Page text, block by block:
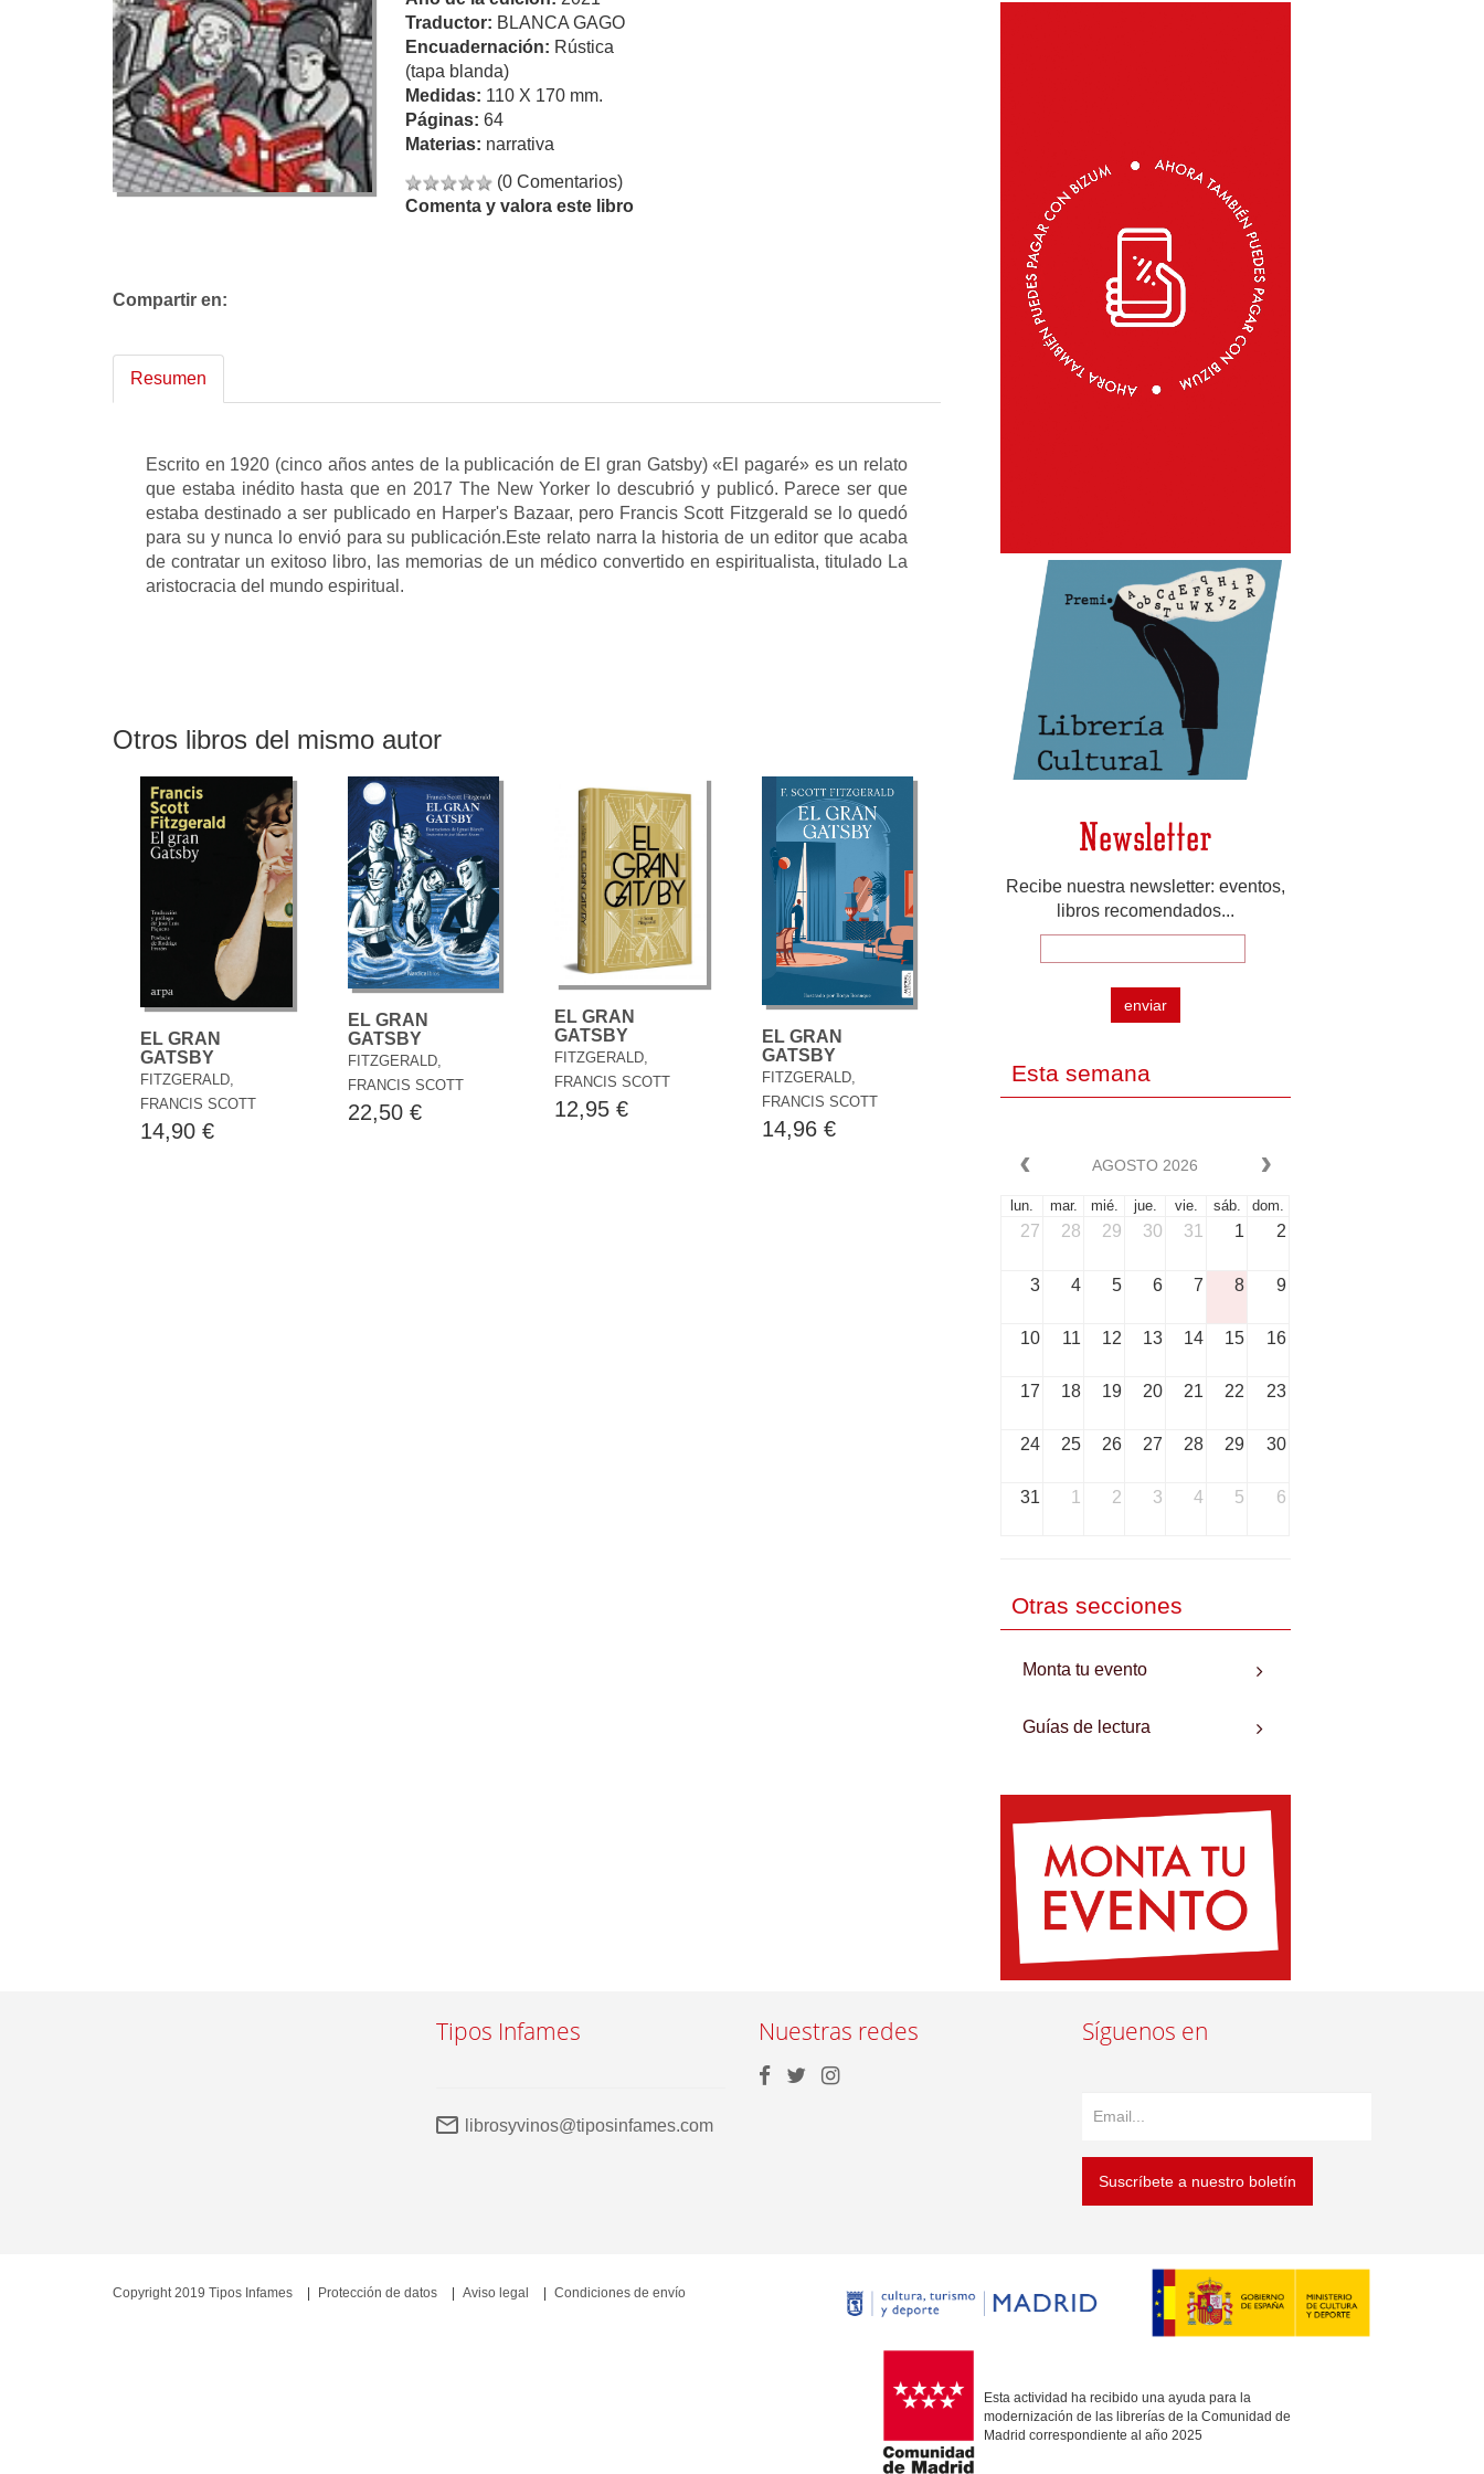
Traductor: BLANCA GAGO
Encuadernación: Rústica
(tapa blanda)
Medidas: 110 X 170 mm.
Páginas: 64
Materias: narrativa
(0 Comentarios)
Comenta y valora este libro
Compartir en:
Resumen
Escrito en 1920 (cinco años antes de la publicación de El gran Gatsby) «El pagaré» es un relato
que estaba inédito hasta que en 2017 The New Yorker lo descubrió y publicó. Parece ser que
estaba destinado a ser publicado en Harper's Bazaar, pero Francis Scott Fitzgerald se lo quedó
para su y nunca lo envió para su publicación.Este relato narra la historia de un editor que acaba
de contratar un exitoso libro, las memorias de un médico convertido en espiritualista, titulado La
aristocracia del mundo espiritual.
Otros libros del mismo autor
EL GRAN
GATSBY
FITZGERALD,
FRANCIS SCOTT
14,90 €
EL GRAN
GATSBY
FITZGERALD,
FRANCIS SCOTT
22,50 €
EL GRAN
GATSBY
FITZGERALD,
FRANCIS SCOTT
12,95 €
EL GRAN
GATSBY
FITZGERALD,
FRANCIS SCOTT
14,96 €
Newsletter
Recibe nuestra newsletter: eventos,
libros recomendados...
enviar
Esta semana
AGOSTO 2026
lun. mar. mié. jue. vie. sáb. dom.
27 28 29 30 31 1 2
3 4 5 6 7 8 9
10 11 12 13 14 15 16
17 18 19 20 21 22 23
24 25 26 27 28 29 30
31 1 2 3 4 5 6
Otras secciones
Monta tu evento
Guías de lectura
Tipos Infames
librosyvinos@tiposinfames.com
Nuestras redes Síguenos en
Suscríbete a nuestro boletín
Esta actividad ha recibido una ayuda para la
modernización de las librerías de la Comunidad de
Madrid correspondiente al año 2025
Copyright 2019 Tipos Infames Protección de datos Aviso legal Condiciones de envío